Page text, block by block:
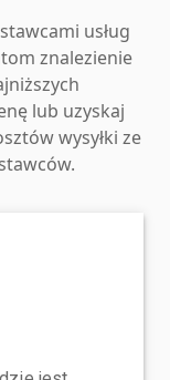
usług
znalezienie
lub uzyskaj
wysyłki ze